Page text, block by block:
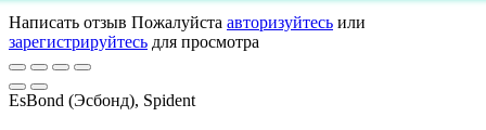
Написать отзыв Пожалуйста авторизуйтесь или
зарегистрируйтесь для просмотра
EsBond (Эсбонд), Spident